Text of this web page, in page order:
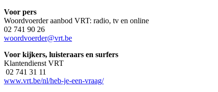
Voor pers
Woordvoerder aanbod VRT: radio, tv en online
02 741 90 26
woordvoerder@vrt.be
Voor kijkers, luisteraars en surfers
Klantendienst VRT
02 741 31 11
www.vrt.be/nl/heb-je-een-vraag/